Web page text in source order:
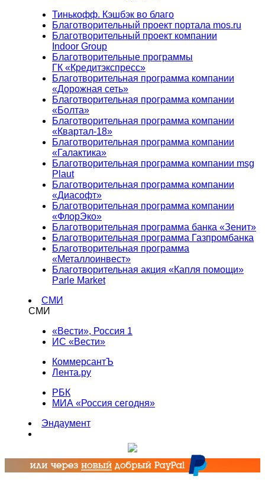
Тинькофф. Кэшбэк во благо
Благотворительный проект портала mos.ru
Благотворительный проект компании
Indoor Group
Благотворительные программы
ГК «Кредитэкспресс»
Благотворительная программа компании
«Дорожная сеть»
Благотворительная программа компании
«Болта»
Благотворительная программа компании
«Квартал-18»
Благотворительная программа компании
«Галактика»
Благотворительная программа компании msg
Plaut
Благотворительная программа компании
«Диасофт»
Благотворительная программа компании
«ФлорЭко»
Благотворительная программа банка «Зенит»
Благотворительная программа Газпромбанка
Благотворительная программа
«Металлоинвест»
Благотворительная акция «Капля помощи»
Parle Market
СМИ
СМИ
«Вести», Россия 1
ИС «Вести»
КоммерсантЪ
Лента.ру
РБК
МИА «Россия сегодня»
Эндаумент